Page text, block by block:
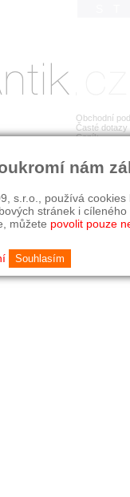
Obchodní
Časté dotazy
Ceník
již není dostupný.
© 2003-2026
nám
s.r.o., používá
stránek i
můžete povolit pouze
Souhlasím